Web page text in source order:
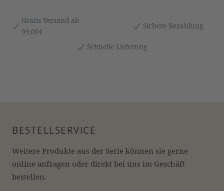
Gratis Versand ab
99,00€
Sichere Bezahlung
Schnelle Lieferung
BESTELLSERVICE
Weitere Produkte aus der Serie können sie gerne
online anfragen oder direkt bei uns im Geschäft
bestellen.